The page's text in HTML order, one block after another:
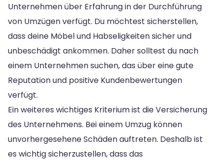
Unternehmen über Erfahrung in der Durchführung
von Umzügen verfügt. Du möchtest sicherstellen,
dass deine Möbel und Habseligkeiten sicher und
unbeschädigt ankommen. Daher solltest du nach
einem Unternehmen suchen, das über eine gute
Reputation und positive Kundenbewertungen
verfügt.
Ein weiteres wichtiges Kriterium ist die Versicherung
des Unternehmens. Bei einem Umzug können
unvorhergesehene Schäden auftreten. Deshalb ist
es wichtig sicherzustellen, dass das